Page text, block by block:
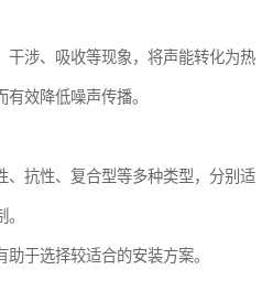
干涉、吸收等现象，将声能转化为热
效降低噪声传播。
、抗性、复合型等多种类型，分别适
助于选择较适合的安装方案。